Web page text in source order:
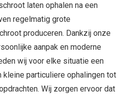
laten ophalen na een
regelmatig grote
produceren. Dankzij onze
aanpak en moderne
wij voor elke situatie een
particuliere ophalingen tot
Wij zorgen ervoor dat